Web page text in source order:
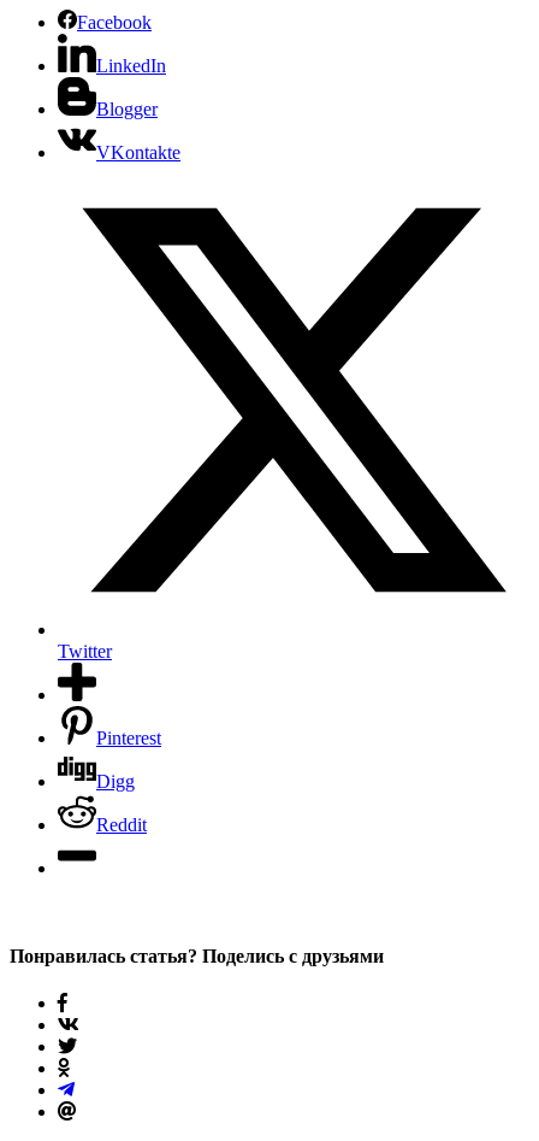
Facebook
LinkedIn
Blogger
VKontakte
Twitter
Pinterest
Digg
Reddit
Понравилась статья? Поделись с друзьями